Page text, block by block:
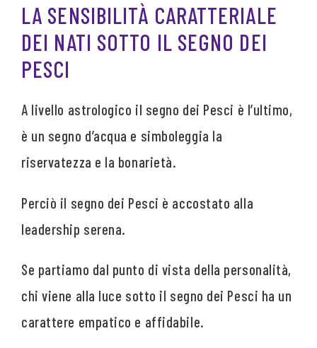
LA SENSIBILITÀ CARATTERIALE
DEI NATI SOTTO IL SEGNO DEI
PESCI
A livello astrologico il segno dei Pesci è l’ultimo,
è un segno d’acqua e simboleggia la
riservatezza e la bonarietà.
Perciò il segno dei Pesci è accostato alla
leadership serena.
Se partiamo dal punto di vista della personalità,
chi viene alla luce sotto il segno dei Pesci ha un
carattere empatico e affidabile.